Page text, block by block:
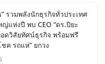
รวมพลังนักธุรกิจทั่วประเทศ
แห่งปี พบ CEO “ดร.ปิยะ
ดวิสัยทัศน์ธุรกิจ พร้อมฟรี
ค รถแห่” ยกวง